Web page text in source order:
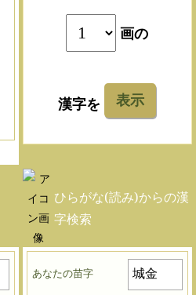
画の
漢字を 表示
ひらがな(読み)からの漢
字検索
あなたの苗字